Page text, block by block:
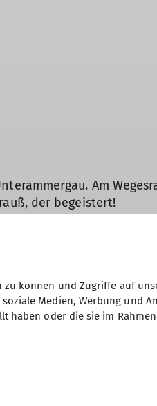
Am
der begeistert!
gefragt, die MTBs
flott bergab.
wartet und wir uns
es heftig an zu regnen.
können und Zugriffe auf
Medien, Werbung und
haben oder die sie im